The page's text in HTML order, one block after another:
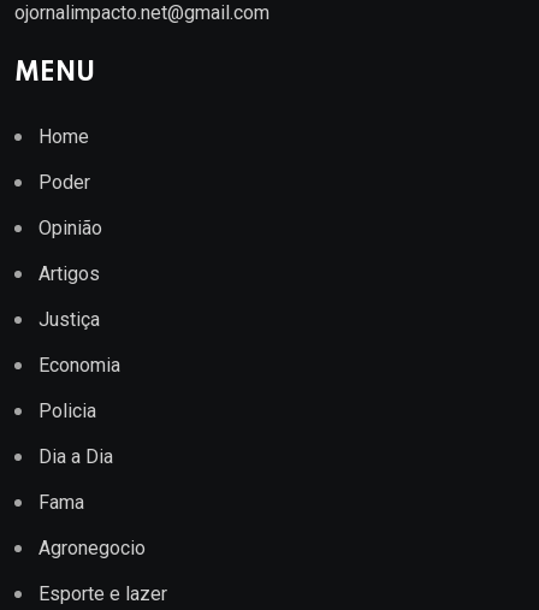
ojornalimpacto.net@gmail.com
MENU
Home
Poder
Opinião
Artigos
Justiça
Economia
Policia
Dia a Dia
Fama
Agronegocio
Esporte e lazer